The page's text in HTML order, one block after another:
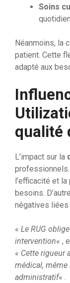
Soins
Néanmoins, la
patient. Cette
adapté aux
qualité
L’impact sur la
professionnels.
l’efficacité et
besoins.
négatives liées
« Le RUG
intervention« ,
« Cette rigueur
médical,
administratif« .